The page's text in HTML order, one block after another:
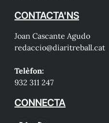
CONTACTA'NS
Joan Cascante Agudo
redaccio@diaritreball.cat
Telèfon:
932 311 247
CONNECTA